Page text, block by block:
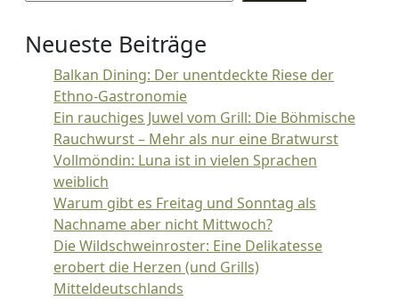
Neueste Beiträge
Balkan Dining: Der unentdeckte Riese der
Ethno-Gastronomie
Ein rauchiges Juwel vom Grill: Die Böhmische
Rauchwurst – Mehr als nur eine Bratwurst
Vollmöndin: Luna ist in vielen Sprachen
weiblich
Warum gibt es Freitag und Sonntag als
Nachname aber nicht Mittwoch?
Die Wildschweinroster: Eine Delikatesse
erobert die Herzen (und Grills)
Mitteldeutschlands